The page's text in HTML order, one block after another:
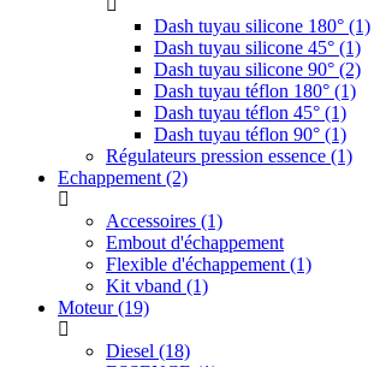
Dash tuyau silicone 180° (1)
Dash tuyau silicone 45° (1)
Dash tuyau silicone 90° (2)
Dash tuyau téflon 180° (1)
Dash tuyau téflon 45° (1)
Dash tuyau téflon 90° (1)
Régulateurs pression essence (1)
Echappement (2)
Accessoires (1)
Embout d'échappement
Flexible d'échappement (1)
Kit vband (1)
Moteur(19)
Diesel (18)